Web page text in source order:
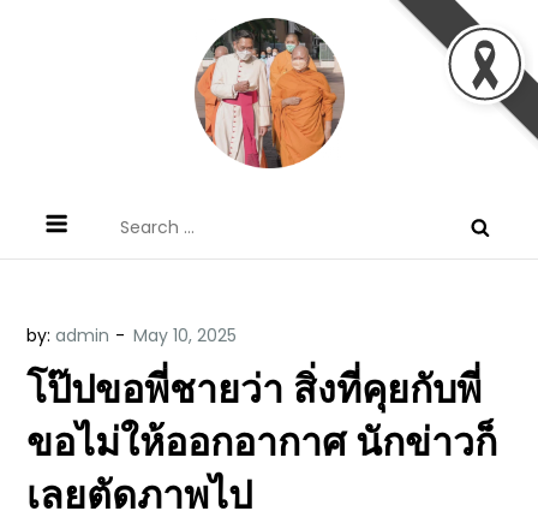
ประทานพระพรแก่พวกท่านท้งหลายเทอญ
for:
by:admin
โป๊ปขอพี่ชายว่า สิ่งที่คุยกับพี่
ขอไม่ให้ออกอากาศ นักข่าวก็
เลยตัดภาพไป